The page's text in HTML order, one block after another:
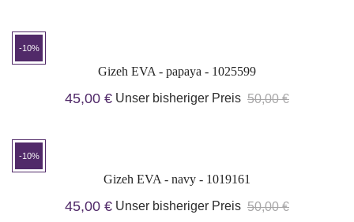
-10%
Gizeh EVA - papaya - 1025599
45,00 € Unser bisheriger Preis 50,00 €
-10%
Gizeh EVA - navy - 1019161
45,00 € Unser bisheriger Preis 50,00 €